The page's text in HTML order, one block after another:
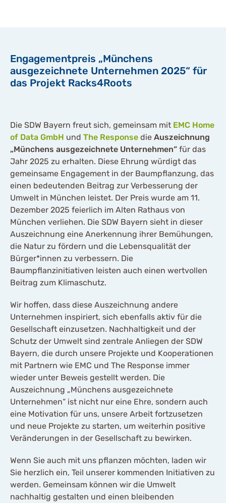
Engagementpreis „Münchens
ausgezeichnete Unternehmen 2025“ für
das Projekt Racks4Roots
Die SDW Bayern freut sich, gemeinsam mit EMC Home
of Data GmbH und The Response die Auszeichnung
„Münchens ausgezeichnete Unternehmen“ für das
Jahr 2025 zu erhalten. Diese Ehrung würdigt das
gemeinsame Engagement in der Baumpflanzung, das
einen bedeutenden Beitrag zur Verbesserung der
Umwelt in München leistet. Der Preis wurde am 11.
Dezember 2025 feierlich im Alten Rathaus von
München verliehen. Die SDW Bayern sieht in dieser
Auszeichnung eine Anerkennung ihrer Bemühungen,
die Natur zu fördern und die Lebensqualität der
Bürger*innen zu verbessern. Die
Baumpflanzinitiativen leisten auch einen wertvollen
Beitrag zum Klimaschutz.
Wir hoffen, dass diese Auszeichnung andere
Unternehmen inspiriert, sich ebenfalls aktiv für die
Gesellschaft einzusetzen. Nachhaltigkeit und der
Schutz der Umwelt sind zentrale Anliegen der SDW
Bayern, die durch unsere Projekte und Kooperationen
mit Partnern wie EMC und The Response immer
wieder unter Beweis gestellt werden. Die
Auszeichnung „Münchens ausgezeichnete
Unternehmen“ ist nicht nur eine Ehre, sondern auch
eine Motivation für uns, unsere Arbeit fortzusetzen
und neue Projekte zu starten, um weiterhin positive
Veränderungen in der Gesellschaft zu bewirken.
Wenn Sie auch mit uns pflanzen möchten, laden wir
Sie herzlich ein, Teil unserer kommenden Initiativen zu
werden. Gemeinsam können wir die Umwelt
nachhaltig gestalten und einen bleibenden